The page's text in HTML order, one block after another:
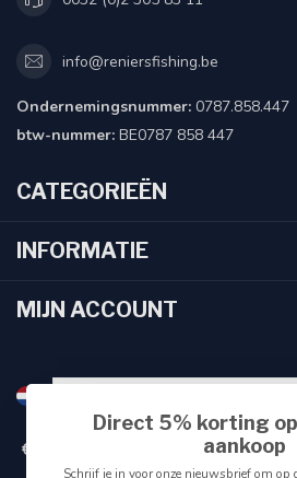
info@reniersfishing.be
Ondernemingsnummer: 0787.858.447
btw-nummer: BE0787 858 447
CATEGORIEËN
INFORMATIE
MIJN ACCOUNT
€
Direct 5% korting
aankoop
Schrijf je in voor onze nieuwsbrief om op